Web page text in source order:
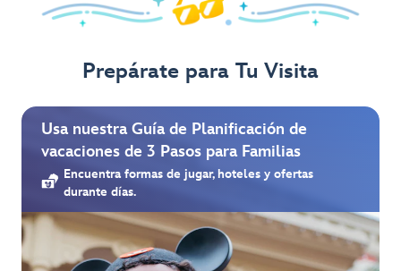
Prepárate para Tu Visita
Usa nuestra Guía de Planificación de
vacaciones de 3 Pasos para Familias
Encuentra formas de jugar, hoteles y ofertas
durante días.